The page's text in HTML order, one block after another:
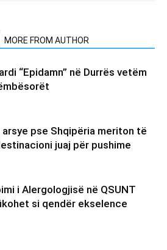
MORE FROM AUTHOR
“Epidamn” në Durrës vetëm
arsye pse Shqipëria meriton të
juaj për pushime
i Alergologjisë në QSUNT
si qendër ekselence